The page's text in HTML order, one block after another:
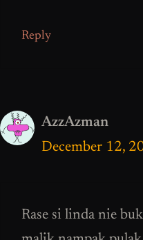
Reply
AzzAzman
December 12,
Rase si linda nie